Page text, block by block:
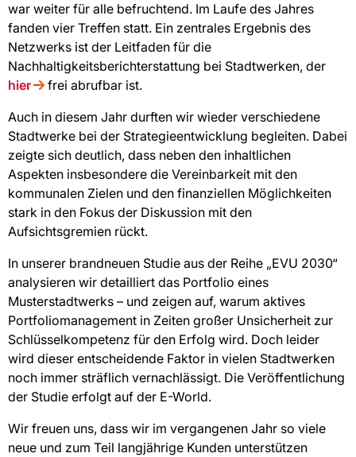
war weiter für alle befruchtend. Im Laufe des Jahres
fanden vier Treffen statt. Ein zentrales Ergebnis des
Netzwerks ist der Leitfaden für die
Nachhaltigkeitsberichterstattung bei Stadtwerken, der
hier
frei abrufbar ist.
Auch in diesem Jahr durften wir wieder verschiedene
Stadtwerke bei der Strategieentwicklung begleiten. Dabei
zeigte sich deutlich, dass neben den inhaltlichen
Aspekten insbesondere die Vereinbarkeit mit den
kommunalen Zielen und den finanziellen Möglichkeiten
stark in den Fokus der Diskussion mit den
Aufsichtsgremien rückt.
In unserer brandneuen Studie aus der Reihe „EVU 2030“
analysieren wir detailliert das Portfolio eines
Musterstadtwerks – und zeigen auf, warum aktives
Portfoliomanagement in Zeiten großer Unsicherheit zur
Schlüsselkompetenz für den Erfolg wird. Doch leider
wird dieser entscheidende Faktor in vielen Stadtwerken
noch immer sträflich vernachlässigt. Die Veröffentlichung
der Studie erfolgt auf der E-World.
Wir freuen uns, dass wir im vergangenen Jahr so viele
neue und zum Teil langjährige Kunden unterstützen